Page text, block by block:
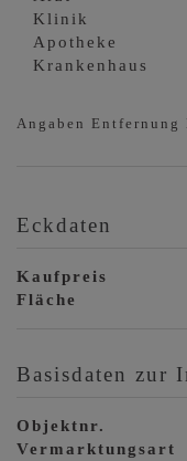
Klinik
Apotheke
Krankenhaus
Angaben
Eckdaten
Kaufpreis
Fläche
Basisdaten zur
Objektnr.
Vermarktungsart